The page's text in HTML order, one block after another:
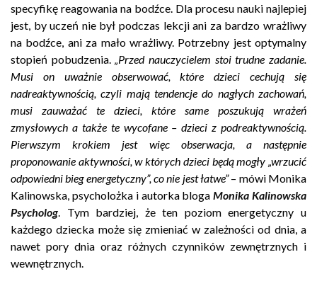
specyfikę reagowania na bodźce. Dla procesu nauki najlepiej
jest, by uczeń nie był podczas lekcji ani za bardzo wrażliwy
na bodźce, ani za mało wrażliwy. Potrzebny jest optymalny
stopień pobudzenia.„Przed nauczycielem stoi trudne zadanie.
Musi on uważnie obserwować, które dzieci cechują się
nadreaktywnością, czyli mają tendencje do nagłych zachowań,
musi zauważać te dzieci, które same poszukują wrażeń
zmysłowych a także te wycofane – dzieci z podreaktywnością.
Pierwszym krokiem jest więc obserwacja, a następnie
proponowanie aktywności, w których dzieci będą mogły „wrzucić
odpowiedni bieg energetyczny”, co nie jest łatwe”– mówi Monika
Kalinowska, psycholożka i autorka blogaMonika Kalinowska
Psycholog. Tym bardziej, że ten poziom energetyczny u
każdego dziecka może się zmieniać w zależności od dnia, a
nawet pory dnia oraz różnych czynników zewnętrznych i
wewnętrznych.